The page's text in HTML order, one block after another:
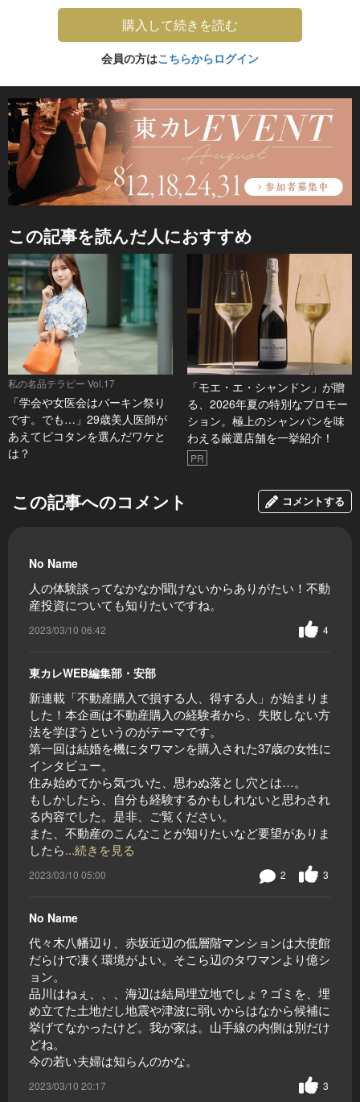
購入して続きを読む
会員の方はこちらからログイン
この記事を読んだ人におすすめ
私の名品テラピー Vol.17
「学会や女医会はバーキン祭り
です。でも…」29歳美人医師が
あえてピコタンを選んだワケと
は？
「モエ・エ・シャンドン」が贈
る、2026年夏の特別なプロモー
ション。極上のシャンパンを味
わえる厳選店舗を一挙紹介！
PR
この記事へのコメント コメントする
No Name
人の体験談ってなかなか聞けないからありがたい！不動
産投資についても知りたいですね。
2023/03/10 06:42 4
東カレWEB編集部・安部
新連載「不動産購入で損する人、得する人」が始まりま
した！本企画は不動産購入の経験者から、失敗しない方
法を学ぼうというのがテーマです。
第一回は結婚を機にタワマンを購入された37歳の女性に
インタビュー。
住み始めてから気づいた、思わぬ落とし穴とは…。
もしかしたら、自分も経験するかもしれないと思わされ
る内容でした。是非、ご覧ください。
また、不動産のこんなことが知りたいなど要望がありま
したら...続きを見る
2023/03/10 05:00 3
2
No Name
代々木八幡辺り、赤坂近辺の低層階マンションは大使館
だらけで凄く環境がよい。そこら辺のタワマンより億シ
ョン。
品川はねぇ、、、海辺は結局埋立地でしょ？ゴミを、埋
め立てた土地だし地震や津波に弱いからはなから候補に
挙げてなかったけど。我が家は。山手線の内側は別だけ
どね。
今の若い夫婦は知らんのかな。
2023/03/10 20:17 3